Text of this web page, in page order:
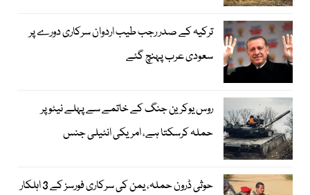
ترکیہ کے صدر رجب طیب اردوان سرکاری دورے پر
سعودی عرب پہنچ گئے
روس یوکرین جنگ کے خاتمے سے پہلے نیٹو پر
حملہ کرسکتا ہے، امریکی انٹیلی جنس
حوثی ڈرون حملہ، یمن کی سرکاری فورسز کے 3 اہلکار